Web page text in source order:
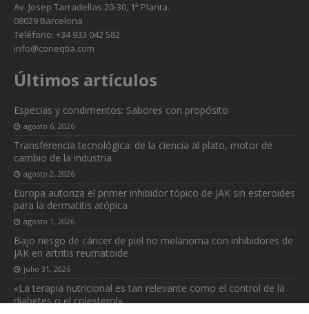
Av. Josep Tarradellas 20-30, 1ª Planta.
08029 Barcelona
Teléfono: +34 933 042 582
info@coneqtia.com
Últimos artículos
Especias y condimentos: Sabores con propósito
agosto 6, 2026
Transferencia tecnológica: de la ciencia al plato, motor de
cambio de la industria
agosto 2, 2026
Europa autoriza el primer inhibidor tópico de JAK sin esteroides
para la dermatitis atópica
agosto 1, 2026
Bajo riesgo de cáncer de piel no melanoma con inhibidores de
JAK en artritis reumatoide
julio 31, 2026
«La terapia nutricional es tan relevante como el control de la
diabetes o el colesterol»